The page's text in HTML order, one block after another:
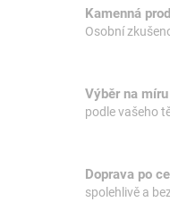
Kamenná
Osobní
Výběr na míru
podle vašeho
Doprava po
spolehlivě a